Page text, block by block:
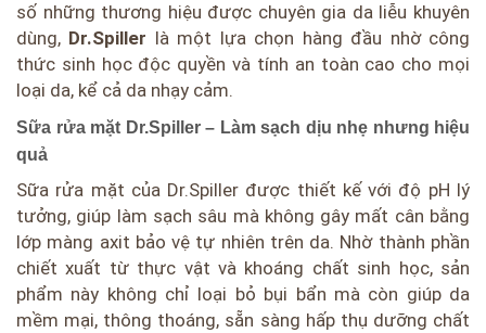
số những thương hiệu được chuyên gia da liễu khuyên
dùng, Dr.Spiller là một lựa chọn hàng đầu nhờ công
thức sinh học độc quyền và tính an toàn cao cho mọi
loại da, kể cả da nhạy cảm.
Sữa rửa mặt Dr.Spiller – Làm sạch dịu nhẹ nhưng hiệu
quả
Sữa rửa mặt của Dr.Spiller được thiết kế với độ pH lý
tưởng, giúp làm sạch sâu mà không gây mất cân bằng
lớp màng axit bảo vệ tự nhiên trên da. Nhờ thành phần
chiết xuất từ thực vật và khoáng chất sinh học, sản
phẩm này không chỉ loại bỏ bụi bẩn mà còn giúp da
mềm mại, thông thoáng, sẵn sàng hấp thụ dưỡng chất